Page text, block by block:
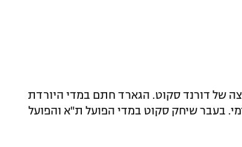
של דורנד סקוט. הגארד חתם במדי היורדת
בעבר שיחק סקוט במדי הפועל ת"א והפועל